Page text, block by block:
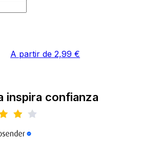
A partir de 2,99 €
inspira confianza